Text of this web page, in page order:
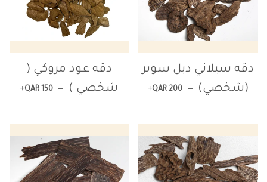
دقه سيلاني دبل سوبر
(شخصي)
— السعر العادي
QAR 200
دقه عود مروكي (
شخصي )
— السعر العادي
QAR 150